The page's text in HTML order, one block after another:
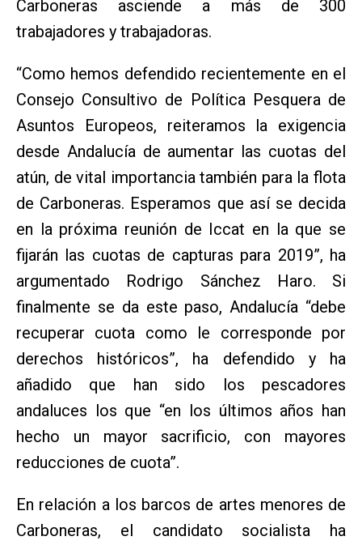
Carboneras asciende a más de 300
trabajadores y trabajadoras.
“Como hemos defendido recientemente en el
Consejo Consultivo de Política Pesquera de
Asuntos Europeos, reiteramos la exigencia
desde Andalucía de aumentar las cuotas del
atún, de vital importancia también para la flota
de Carboneras. Esperamos que así se decida
en la próxima reunión de Iccat en la que se
fijarán las cuotas de capturas para 2019”, ha
argumentado Rodrigo Sánchez Haro. Si
finalmente se da este paso, Andalucía “debe
recuperar cuota como le corresponde por
derechos históricos”, ha defendido y ha
añadido que han sido los pescadores
andaluces los que “en los últimos años han
hecho un mayor sacrificio, con mayores
reducciones de cuota”.
En relación a los barcos de artes menores de
Carboneras, el candidato socialista ha